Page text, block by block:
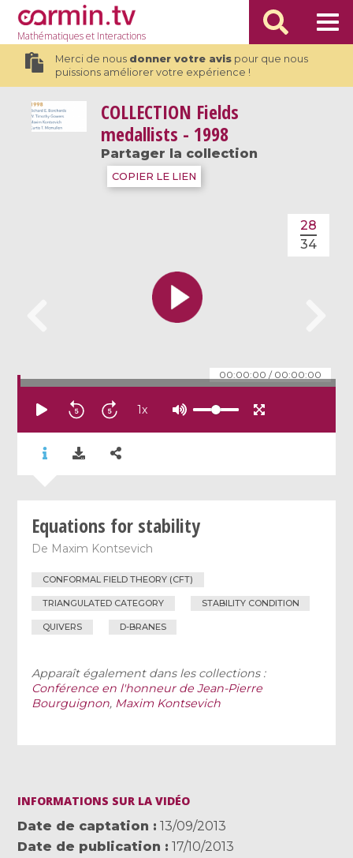
Mathématiqueset Interactions
Merci de nous donner votre avispour que nous
puissions améliorer votre expérience !
COLLECTION Fields
medallists - 1998
Partager la collection
COPIER LE LIEN
00:00:00 / 00:00:00
28
34
1x
Equations for stability
De Maxim Kontsevich
CONFORMAL FIELD THEORY (CFT)
TRIANGULATED CATEGORY STABILITY CONDITION
QUIVERS D-BRANES
Apparaît également dans les collections :
Conférence en l'honneur de Jean-Pierre
Bourguignon, Maxim Kontsevich
INFORMATIONS SUR LA VIDÉO
Date de captation
13/09/2013
Date de publication
17/10/2013